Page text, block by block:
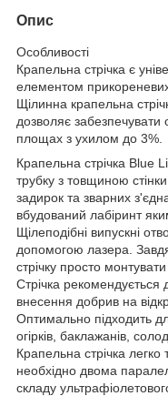
Опис
Особливості
Крапельна стрічка є
елементом
Щілинна крапельна
дозволяє
площах з ухилом до 3%.
Крапельна стрічка Blue
трубку з товщиною
задирок та зварних
вбудований лабіринт
Щілеподібні випускні
допомогою лазера.
стрічку просто
Стрічка рекомендується
внесення добрив на
Оптимально підходить
огірків, баклажанів,
Крапельна стрічка легко
необхідно двома
складу